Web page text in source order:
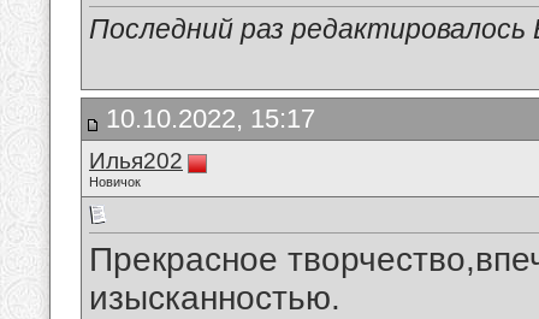
Последний раз
10.10.2022, 15:17
Илья202
Новичок
Прекрасное
изысканностью.